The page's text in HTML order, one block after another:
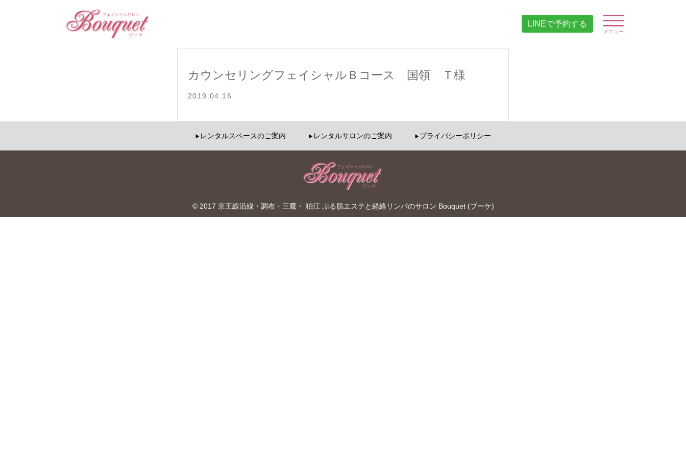
LINEで予約する
カウンセリングフェイシャルＢコース 国領 Ｔ様
2019.04.16
レンタルスペースのご案内 レンタルサロンのご案内 プライバシーポリシー
© 2017 京王線沿線・調布・三鷹・ 狛江 ぷる肌エステと経絡リンパのサロン Bouquet (ブーケ)